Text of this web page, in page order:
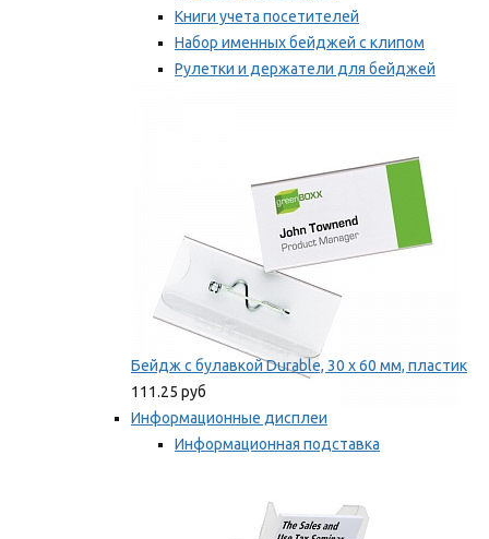
Книги учета посетителей
Набор именных бейджей с клипом
Рулетки и держатели для бейджей
Бейдж с булавкой Durable, 30 х 60 мм, пластик
111.25 руб
Информационные дисплеи
Информационная подставка